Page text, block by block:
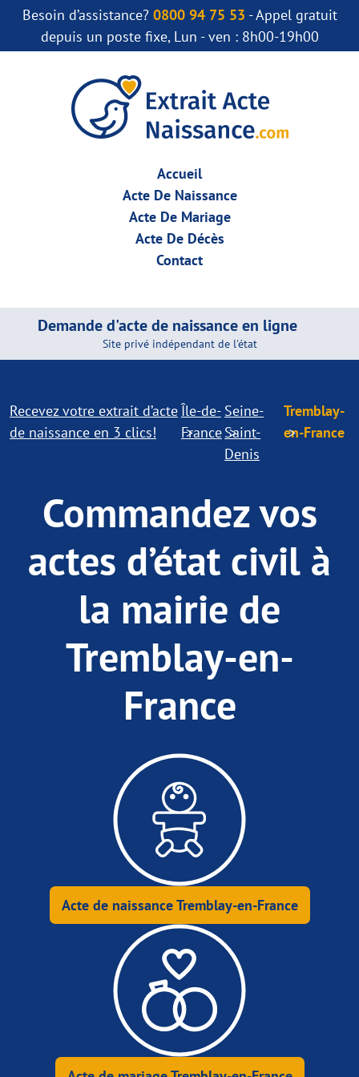
Besoin d’assistance? 0800 94 75 53 - Appel gratuit
depuis un poste fixe, Lun - ven : 8h00-19h00
Accueil
Acte De Naissance
Acte De Mariage
Acte De Décès
Contact
Demande d'acte de naissance en ligne
Site privé indépendant de l'état
Recevez votre extrait d’acte
de naissance en 3 clics!
Île-de-
France
Seine-
Saint-
Denis
Tremblay-
en-France
Commandez vos
actes d’état civil à
la mairie de
Tremblay-en-
France
Acte de naissance Tremblay-en-France